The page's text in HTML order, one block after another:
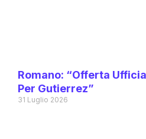
Romano: “Offerta
Per Gutierrez”
31 Luglio 2026